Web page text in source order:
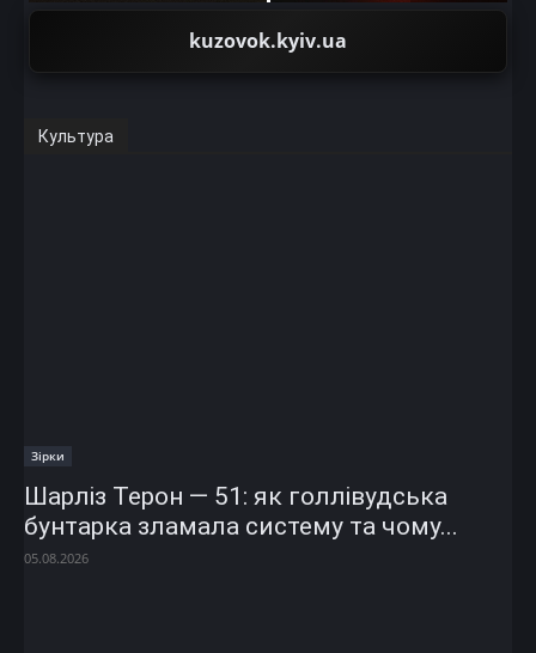
kuzovok.kyiv.ua
Культура
Зірки
Шарліз Терон — 51: як голлівудська
бунтарка зламала систему та чому...
05.08.2026